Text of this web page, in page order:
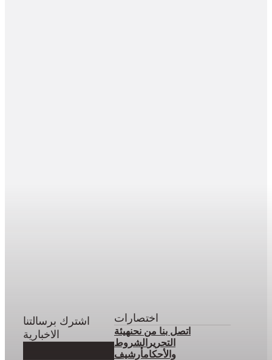
اشترك برسالتنا
الاخبارية
اختصارات
اتصل بنا من نحنهيئة
التحرير الشروط
والأحكامأرشيف